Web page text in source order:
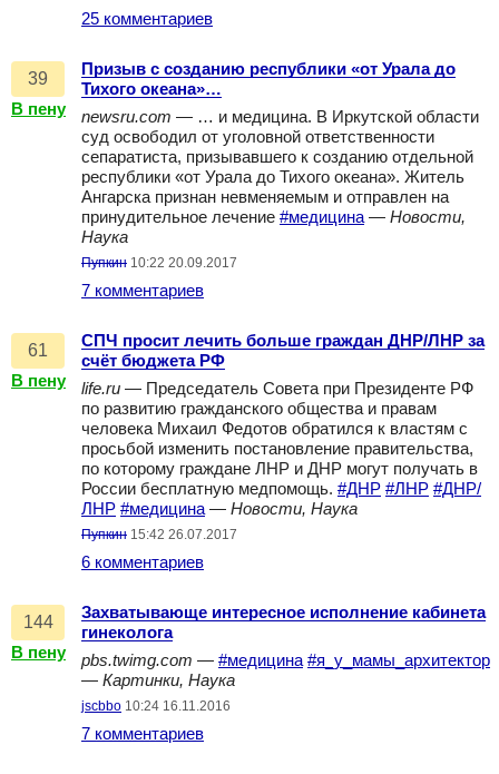
25 комментариев
39
В пену
Призыв с созданию республики «от Урала до
Тихого океана»…
newsru.com — … и медицина. В Иркутской области
суд освободил от уголовной ответственности
сепаратиста, призывавшего к созданию отдельной
республики «от Урала до Тихого океана». Житель
Ангарска признан невменяемым и отправлен на
принудительное лечение #медицина — Новости,
Наука
Пупкин 10:22 20.09.2017
7 комментариев
61
В пену
СПЧ просит лечить больше граждан ДНР/ЛНР за
счёт бюджета РФ
life.ru — Председатель Совета при Президенте РФ
по развитию гражданского общества и правам
человека Михаил Федотов обратился к властям с
просьбой изменить постановление правительства,
по которому граждане ЛНР и ДНР могут получать в
России бесплатную медпомощь. #ДНР #ЛНР #ДНР/
ЛНР #медицина — Новости, Наука
Пупкин 15:42 26.07.2017
6 комментариев
144
В пену
Захватывающе интересное исполнение кабинета
гинеколога
pbs.twimg.com — #медицина #я_у_мамы_архитектор
— Картинки, Наука
jscbbo 10:24 16.11.2016
7 комментариев